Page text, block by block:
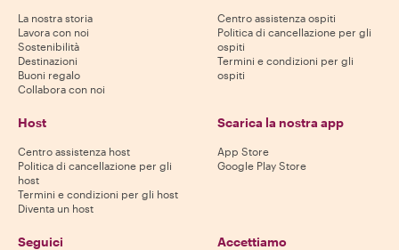
La nostra storia
Lavora con noi
Sostenibilità
Destinazioni
Buoni regalo
Collabora con noi
Centro assistenza ospiti
Politica di cancellazione per gli
ospiti
Termini e condizioni per gli
ospiti
Host
Centro assistenza host
Politica di cancellazione per gli
host
Termini e condizioni per gli host
Diventa un host
Scarica la nostra app
App Store
Google Play Store
Seguici Accettiamo